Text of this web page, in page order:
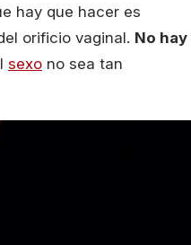
hay que hacer es
orificio vaginal. No hay
sexo no sea tan